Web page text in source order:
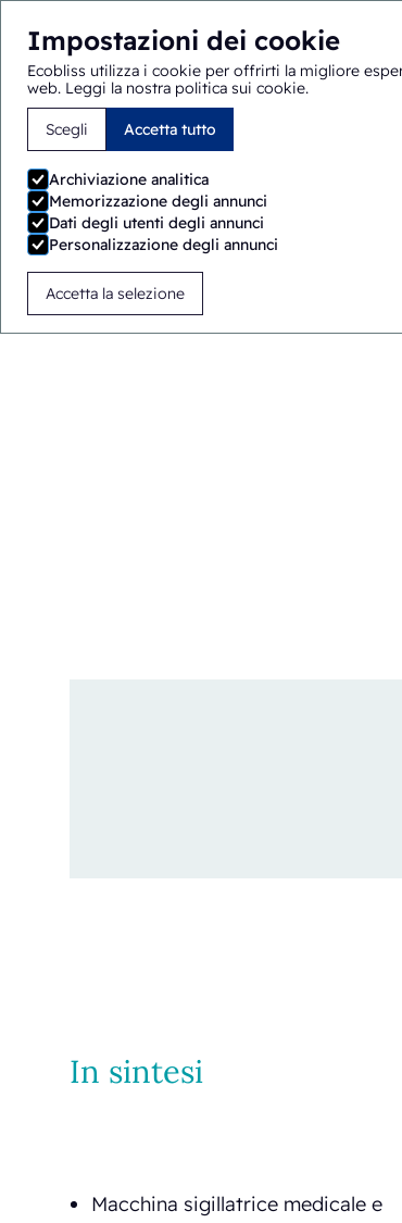
Impostazioni dei cookie
Ecobliss utilizza i cookie per offrirti la migliore
web. Leggi la nostra politica sui cookie.
Scegli Accetta tutto
Archiviazione analitica
Memorizzazione degli annunci
Dati degli utenti degli annunci
Personalizzazione degli annunci
Accetta la selezione
Sei qui: Home > Soluzioni
In sintesi
Macchina sigillatrice medicale e